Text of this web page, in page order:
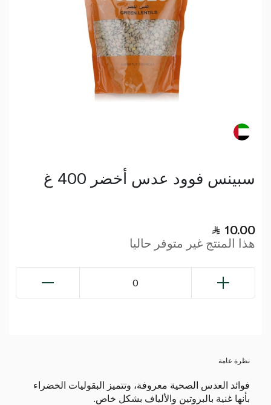
سبينس فوود عدس أخضر 400 غ
10.00
هذا المنتج غير متوفر حاليا
0
نظرة عامة
فوائد العدس الصحية معروفة، وتتميز البقوليات الخضراء
بأنها غنية بالبروتين والألياف بشكل خاص.